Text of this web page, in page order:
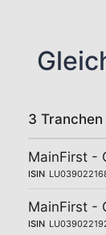
3 Tranchen
MainFirst -
ISIN
MainFirst -
ISIN